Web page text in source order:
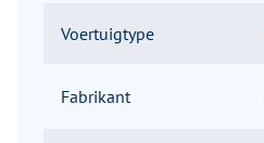
Voertuigtype
Fabrikant